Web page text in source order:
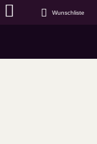
Wunschliste